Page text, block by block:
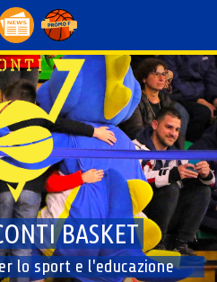
BASKET
lo sport e l'educazione